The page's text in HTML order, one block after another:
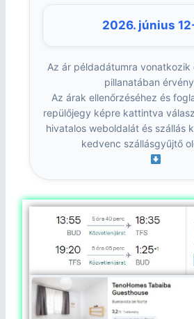
2026. június
Az ár példadátumra vonatkozik
pillanatában
Az árak ellenőrzéséhez és
repülőjegy képre kattintva
hivatalos weboldalát és szállás
kedvenc szállásgyűjtő